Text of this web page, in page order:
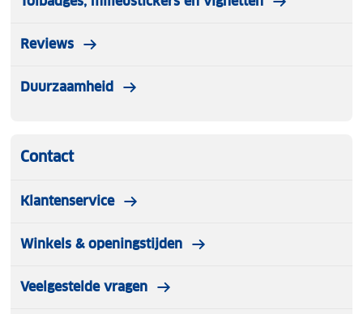
Reviews
Duurzaamheid
Contact
Klantenservice
Winkels & openingstijden
Veelgestelde vragen